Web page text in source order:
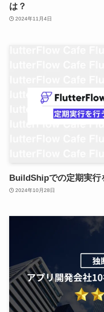
は？
2024年11月4日
BuildShipでの定期実行
2024年10月28日